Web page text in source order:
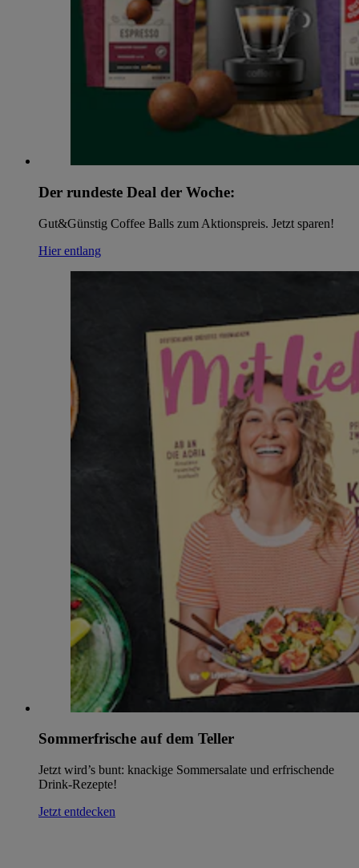
Der rundeste Deal der Woche:
Gut&Günstig Coffee Balls zum Aktionspreis. Jetzt sparen!
Hier entlang
Sommerfrische auf dem Teller
Jetzt wird’s bunt: knackige Sommersalate und erfrischende
Drink-Rezepte!
Jetzt entdecken